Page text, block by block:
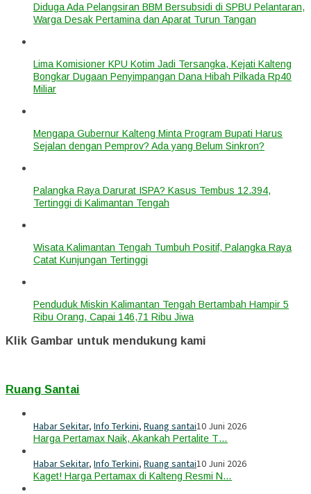
Diduga Ada Pelangsiran BBM Bersubsidi di SPBU Pelantaran,
Warga Desak Pertamina dan Aparat Turun Tangan
Lima Komisioner KPU Kotim Jadi Tersangka, Kejati Kalteng
Bongkar Dugaan Penyimpangan Dana Hibah Pilkada Rp40
Miliar
Mengapa Gubernur Kalteng Minta Program Bupati Harus
Sejalan dengan Pemprov? Ada yang Belum Sinkron?
Palangka Raya Darurat ISPA? Kasus Tembus 12.394,
Tertinggi di Kalimantan Tengah
Wisata Kalimantan Tengah Tumbuh Positif, Palangka Raya
Catat Kunjungan Tertinggi
Penduduk Miskin Kalimantan Tengah Bertambah Hampir 5
Ribu Orang, Capai 146,71 Ribu Jiwa
Klik Gambar untuk mendukung kami
Ruang Santai
Habar Sekitar, Info Terkini, Ruang santai10 Juni 2026
Harga Pertamax Naik, Akankah Pertalite T…
Habar Sekitar, Info Terkini, Ruang santai10 Juni 2026
Kaget! Harga Pertamax di Kalteng Resmi N…